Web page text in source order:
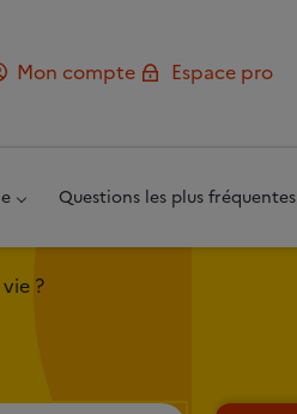
Mon compte
Espace pro
Questions les plus fréquentes
?